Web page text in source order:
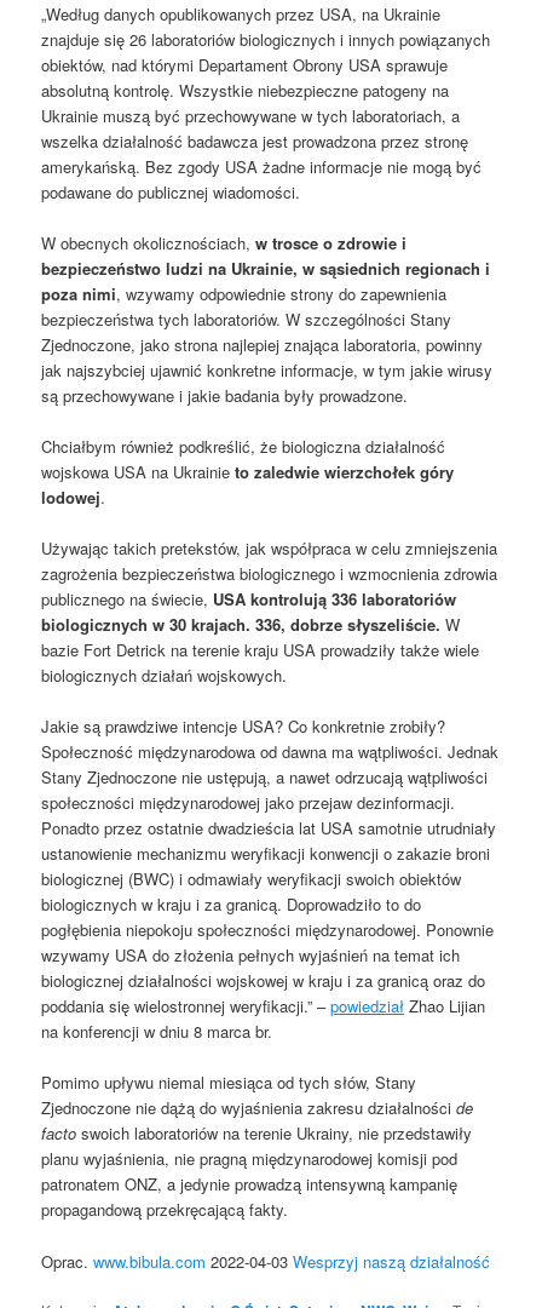
„Według danych opublikowanych przez USA, na Ukrainie
znajduje się 26 laboratoriów biologicznych i innych powiązanych
obiektów, nad którymi Departament Obrony USA sprawuje
absolutną kontrolę. Wszystkie niebezpieczne patogeny na
Ukrainie muszą być przechowywane w tych laboratoriach, a
wszelka działalność badawcza jest prowadzona przez stronę
amerykańską. Bez zgody USA żadne informacje nie mogą być
podawane do publicznej wiadomości.
W obecnych okolicznościach,w trosce o zdrowie i
bezpieczeństwo ludzi na Ukrainie, w sąsiednich regionach i
poza nimi, wzywamy odpowiednie strony do zapewnienia
bezpieczeństwa tych laboratoriów. W szczególności Stany
Zjednoczone, jako strona najlepiej znająca laboratoria, powinny
jak najszybciej ujawnić konkretne informacje, w tym jakie wirusy
są przechowywane i jakie badania były prowadzone.
Chciałbym również podkreślić, że biologiczna działalność
wojskowa USA na Ukrainie to zaledwie wierzchołek góry
lodowej.
Używając takich pretekstów, jak współpraca w celu zmniejszenia
zagrożenia bezpieczeństwa biologicznego i wzmocnienia zdrowia
publicznego na świecie, USA kontrolują 336 laboratoriów
biologicznych w 30 krajach. 336, dobrze słyszeliście. W
bazie Fort Detrick na terenie kraju USA prowadziły także wiele
biologicznych działań wojskowych.
Jakie są prawdziwe intencje USA? Co konkretnie zrobiły?
Społeczność międzynarodowa od dawna ma wątpliwości. Jednak
Stany Zjednoczone nie ustępują, a nawet odrzucają wątpliwości
społeczności międzynarodowej jako przejaw dezinformacji.
Ponadto przez ostatnie dwadzieścia lat USA samotnie utrudniały
ustanowienie mechanizmu weryfikacji konwencji o zakazie broni
biologicznej (BWC) i odmawiały weryfikacji swoich obiektów
biologicznych w kraju i za granicą. Doprowadziło to do
pogłębienia niepokoju społeczności międzynarodowej. Ponownie
wzywamy USA do złożenia pełnych wyjaśnień na temat ich
biologicznej działalności wojskowej w kraju i za granicą oraz do
poddania się wielostronnej weryfikacji.” –powiedział Zhao Lijian
na konferencji w dniu 8 marca br.
Pomimo upływu niemal miesiąca od tych słów, Stany
Zjednoczone nie dążą do wyjaśnienia zakresu działalnościde
facto swoich laboratoriów na terenie Ukrainy, nie przedstawiły
planu wyjaśnienia, nie pragną międzynarodowej komisji pod
patronatem ONZ, a jedynie prowadzą intensywną kampanię
propagandową przekręcającą fakty.
Oprac.www.bibula.com 2022-04-03Wesprzyj naszą działalność